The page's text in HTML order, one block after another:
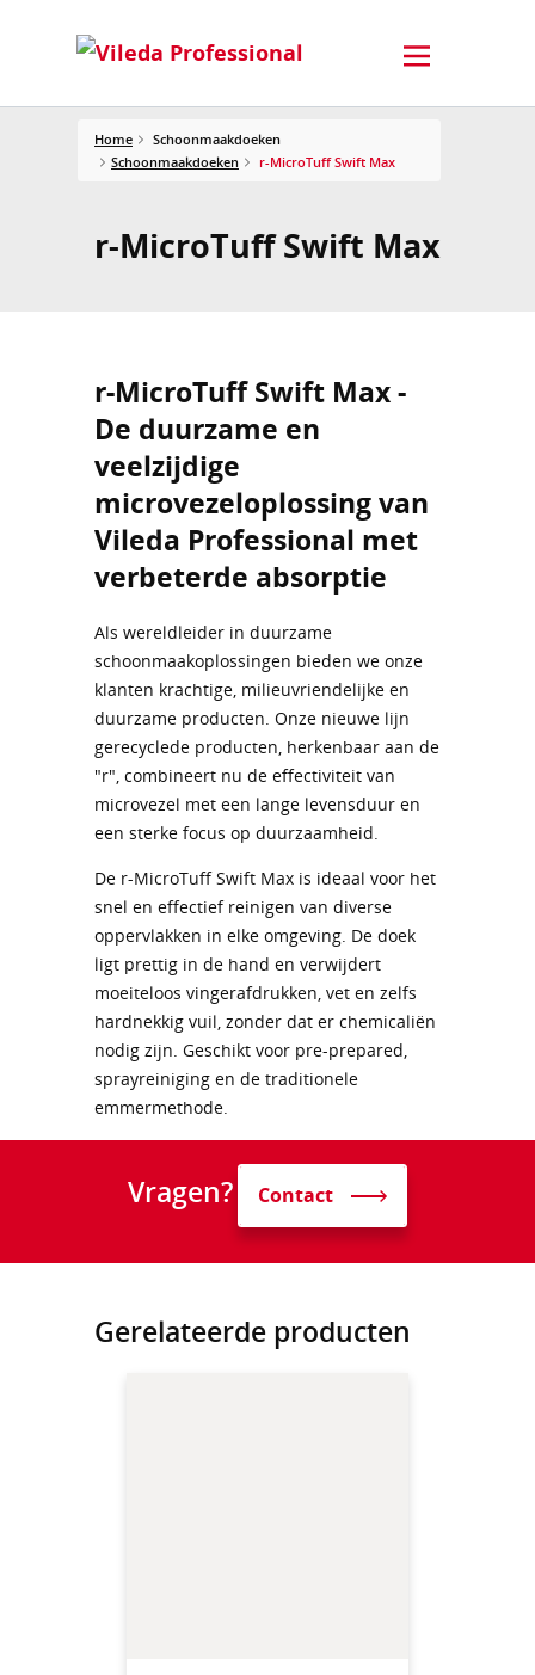
Home
Schoonmaakdoeken
Schoonmaakdoeken
r-MicroTuff Swift Max
r-MicroTuff Swift Max
r-MicroTuff Swift Max -
De duurzame en
veelzijdige
microvezeloplossing van
Vileda Professional met
verbeterde absorptie
Als wereldleider in duurzame
schoonmaakoplossingen bieden we onze
klanten krachtige, milieuvriendelijke en
duurzame producten. Onze nieuwe lijn
gerecyclede producten, herkenbaar aan de
"r", combineert nu de effectiviteit van
microvezel met een lange levensduur en
een sterke focus op duurzaamheid.
De r-MicroTuff Swift Max is ideaal voor het
snel en effectief reinigen van diverse
oppervlakken in elke omgeving. De doek
ligt prettig in de hand en verwijdert
moeiteloos vingerafdrukken, vet en zelfs
hardnekkig vuil, zonder dat er chemicaliën
nodig zijn. Geschikt voor pre-prepared,
sprayreiniging en de traditionele
emmermethode.
Vragen? Contact
Gerelateerde producten